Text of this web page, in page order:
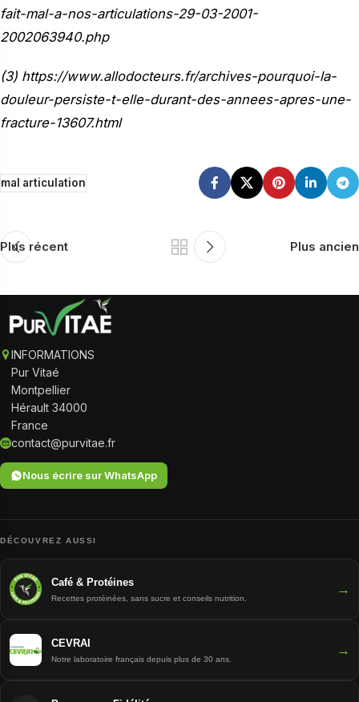
fait-mal-a-nos-articulations-29-03-2001-
2002063940.php
(3) https://www.allodocteurs.fr/archives-pourquoi-la-
douleur-persiste-t-elle-durant-des-annees-apres-une-
fracture-13607.html
mal articulation
Plus récent Plus ancien
INFORMATIONS
Pur Vitaé
Montpellier
Hérault 34000
France
contact@purvitae.fr
Nous écrire sur WhatsApp
DÉCOUVREZ AUSSI
Café & Protéines
Recettes protéinées, sans sucre et conseils nutrition.
→
CEVRAI
Notre laboratoire français depuis plus de 30 ans.
→